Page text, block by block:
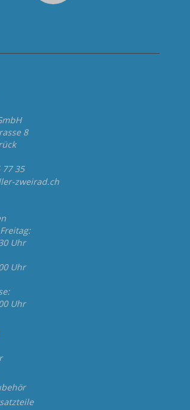
8
77 35
zweirad.ch
Uhr
Uhr
Uhr